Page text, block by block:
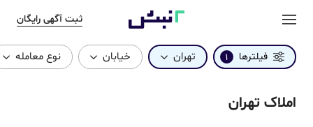
ثبت آگهی رایگان
فیلترها 1 تهران خیابان نوع معامله
املاک تهران